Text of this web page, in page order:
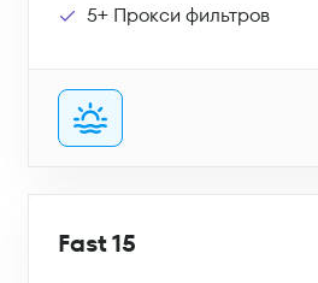
5+ Прокси фильтров
Fast 15